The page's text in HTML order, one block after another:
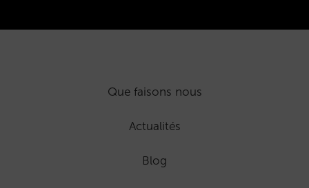
Que faisons nous
Actualités
Blog